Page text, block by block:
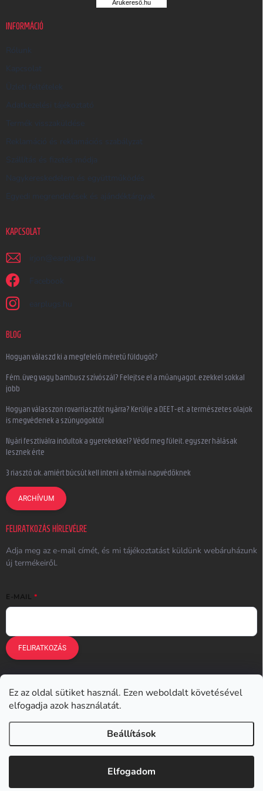
Ez az oldal sütiket használ. Ezen weboldalt követésével
elfogadja azok használatát.
Beállítások
Elfogadom
U
Árukereső.hu
INFORMÁCIÓ
Rólunk
Kapcsolat
Üzleti feltételek
Adatkezelési tájékoztató
Termék visszaküldése
Reklamáció és reklamációs szabályzat
Szállítás és fizetés módja
Nagykereskedelem és együttműködés
Egyedi megrendelések és ajándéktárgyak
KAPCSOLAT
irjon @ earplugs.hu
Facebook
earplugs.hu
BLOG
Hogyan válaszd ki a megfelelő méretű füldugót?
Fém, üveg vagy bambusz szívószál? Felejtse el a műanyagot, ezekkel sokkal
jobb
Hogyan válasszon rovarriasztót nyárra? Kerülje a DEET-et, a természetes olajok
is megvédenek a szúnyogoktól
Nyári fesztiválra indultok a gyerekekkel? Védd meg füleit, egyszer hálásak
lesznek érte
3 riasztó ok, amiért búcsút kell inteni a kémiai napvédőknek
ARCHÍVUM
FELIRATKOZÁS HÍRLEVÉLRE
Adja meg az e-mail címét, és mi tájékoztatást küldünk webáruházunk
új termékeiről.
E-MAIL
FELIRATKOZÁS
Earplugs.cz Earplugs.sk
Earplugs.at Earplugs.ro Lunesto.cz
Earplugs.hu . Minden jog fenntartva.